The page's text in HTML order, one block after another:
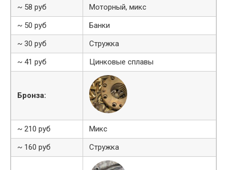
~ 58 руб
Моторный, микс
~ 50 руб
Банки
~ 30 руб
Стружка
~ 41 руб
Цинковые сплавы
Бронза:
~ 210 руб
Микс
~ 160 руб
Стружка